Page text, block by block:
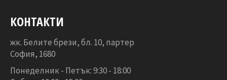
КОНТАКТИ
жк. Белите брези, бл. 10, партер
София, 1680
Понеделник - Петък: 9:30 - 18:00